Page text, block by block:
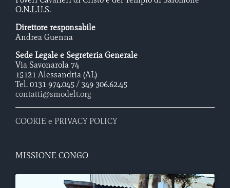
O.N.L.U.S.
Direttore responsabile
Andrea Guenna
Sede Legale e Segreteria Generale
Via Savonarola 74
15121 Alessandria (AL)
Tel. 0131 974.045 / 349 306.62.45
contatti@smodelt.org
COOKIE e PRIVACY POLICY
MISSIONE CONGO